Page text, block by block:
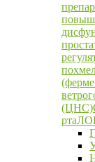
повыш
(ЦНС)
рта